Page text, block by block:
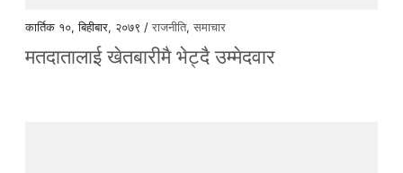
कार्तिक १०, बिहीबार, २०७९ /राजनीति,समाचार
मतदातालाई खेतबारीमै भेट्दै उम्मेदवार